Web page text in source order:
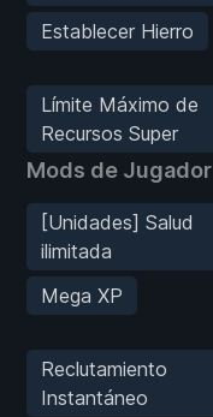
Establecer Hierro
Límite Máximo de
Recursos Super
Mods de Jugador
[Unidades] Salud
ilimitada
Mega XP
Reclutamiento
Instantáneo